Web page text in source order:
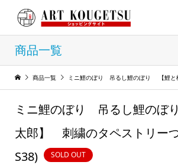
商品一覧
商品一覧 ミニ鯉のぼり 吊るし鯉のぼり 【鯉と桃太郎】 刺繍
ミニ鯉のぼり 吊るし鯉の
太郎】 刺繍のタペストリ
S38)
SOLD OUT